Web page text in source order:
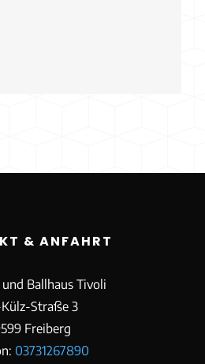
& ANFAHRT
Ballhaus Tivoli
Straße 3
Freiberg
03731267890